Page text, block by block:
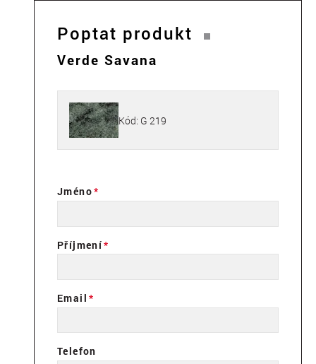
Poptat produkt
Verde Savana
Kód: G 219
Jméno
Příjmení
Email
Telefon